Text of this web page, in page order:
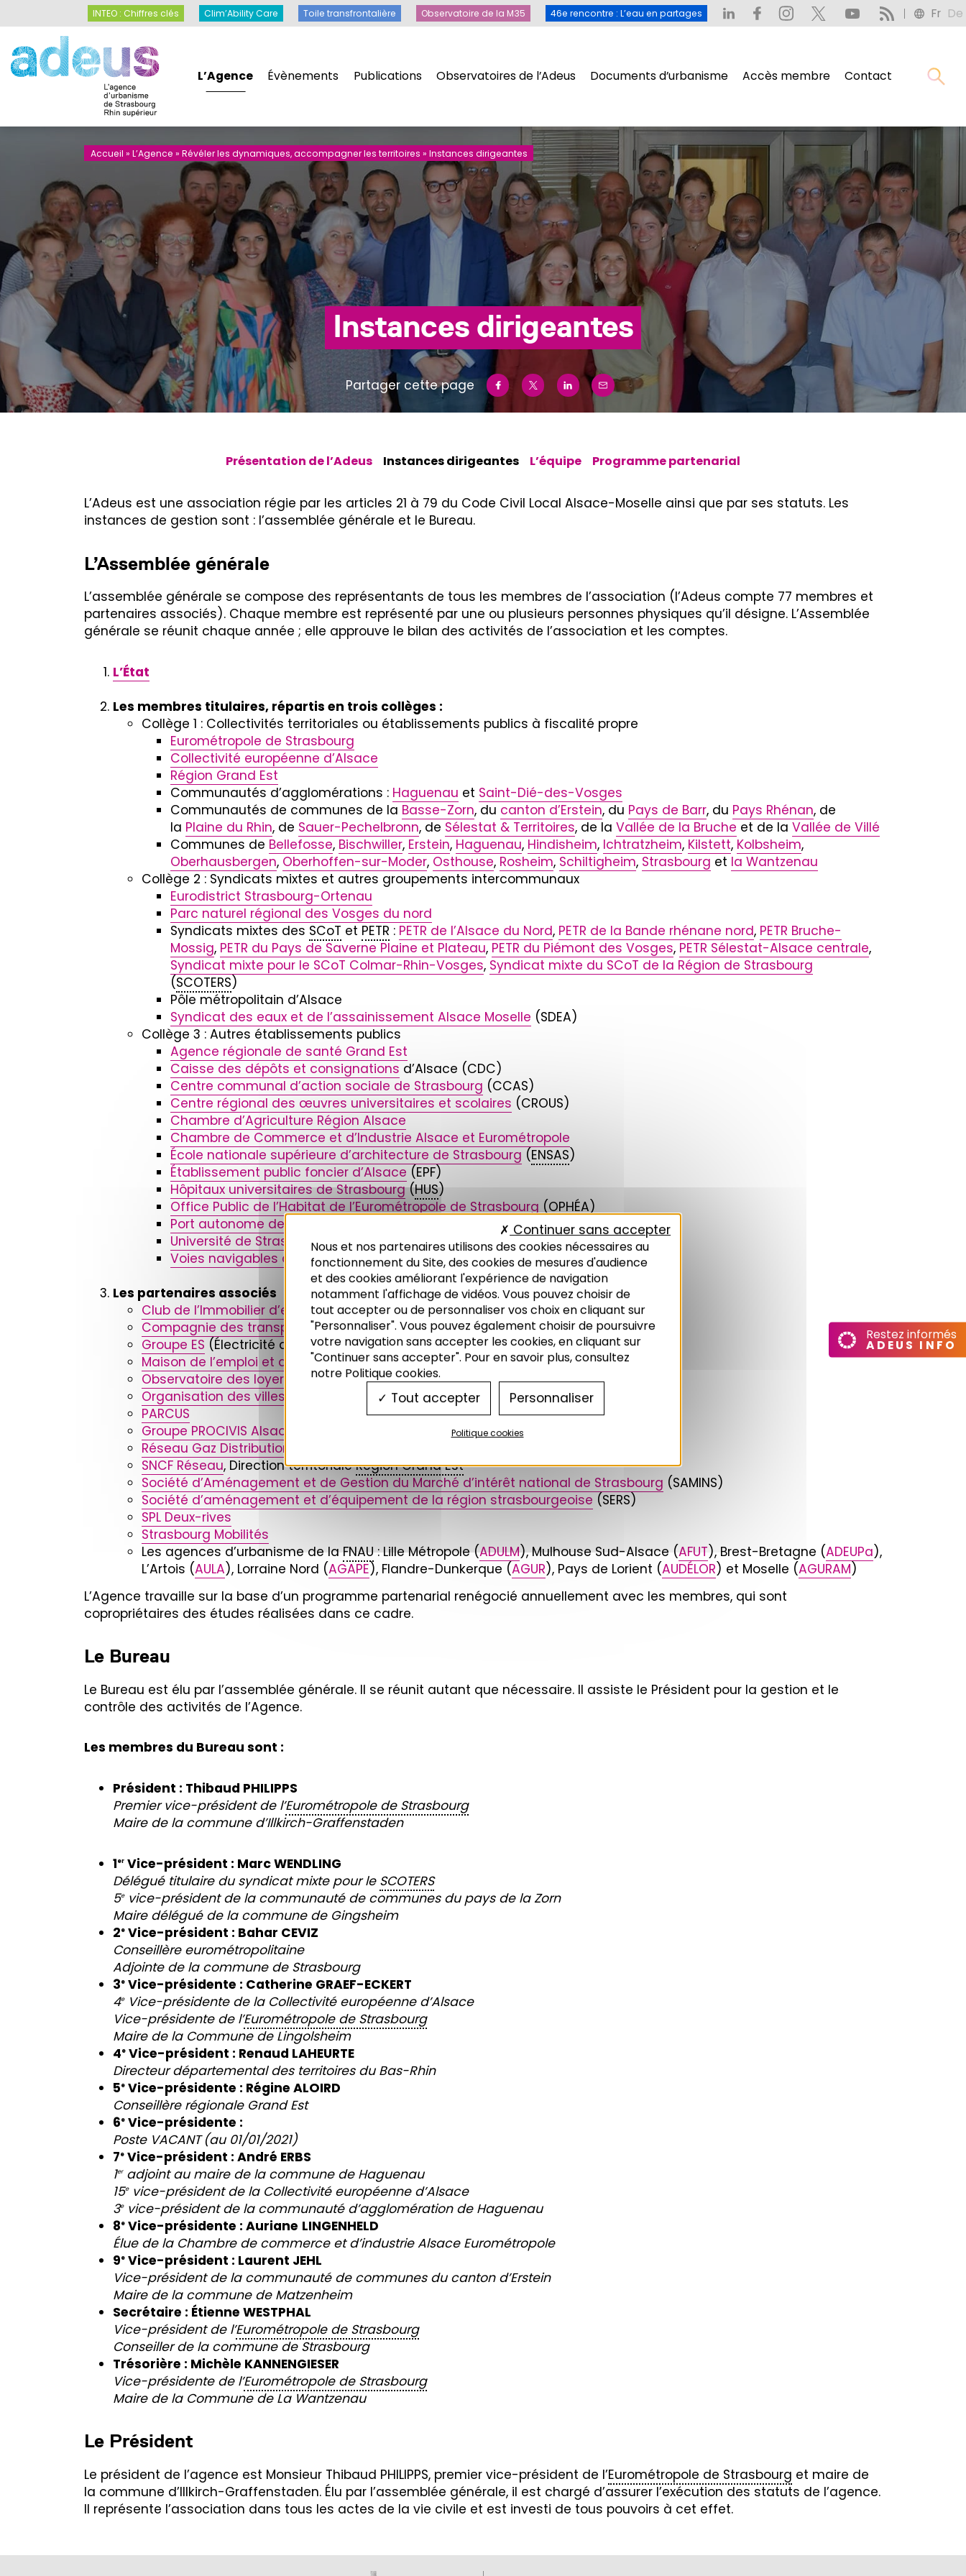
L’Agence Évènements Publications Observatoires de l’Adeus Documents d’urbanisme Accès membre Contact
INTEO : Chiffres clés Clim’Ability Care Toile transfrontalière Observatoire de la M35 46e rencontre : L’eau en partages Fr De
INTEO : Chiffres clés Clim’Ability Care Toile transfrontalière Observatoire de la M35 46e rencontre : L’eau en partages Fr De
Recherche
Accueil » L’Agence » Révéler les dynamiques, accompagner les territoires » Instances dirigeantes
Instances dirigeantes
Partager cette page
Présentation de l’Adeus Instances dirigeantes L’équipe Programme partenarial
L’Adeus est une association régie par les articles 21 à 79 du Code Civil Local Alsace-Moselle ainsi que par ses statuts. Les
instances de gestion sont : l’assemblée générale et le Bureau.
L’Assemblée générale
L’assemblée générale se compose des représentants de tous les membres de l’association (l’Adeus compte 77 membres et
partenaires associés). Chaque membre est représenté par une ou plusieurs personnes physiques qu’il désigne. L’Assemblée
générale se réunit chaque année ; elle approuve le bilan des activités de l’association et les comptes.
L’État
Les membres titulaires, répartis en trois collèges :
Collège 1 : Collectivités territoriales ou établissements publics à fiscalité propre
Eurométropole de Strasbourg
Collectivité européenne d’Alsace
Région Grand Est
Communautés d’agglomérations : Haguenau et Saint-Dié-des-Vosges
Communautés de communes de la Basse-Zorn, du canton d’Erstein, du Pays de Barr, du Pays Rhénan, de
la Plaine du Rhin, de Sauer-Pechelbronn, de Sélestat & Territoires, de la Vallée de la Bruche et de la Vallée de Villé
Communes de Bellefosse, Bischwiller, Erstein, Haguenau, Hindisheim, Ichtratzheim, Kilstett, Kolbsheim,
Oberhausbergen, Oberhoffen-sur-Moder, Osthouse, Rosheim, Schiltigheim, Strasbourg et la Wantzenau
Collège 2 : Syndicats mixtes et autres groupements intercommunaux
Eurodistrict Strasbourg-Ortenau
Parc naturel régional des Vosges du nord
Syndicats mixtes des SCoT et PETR : PETR de l’Alsace du Nord, PETR de la Bande rhénane nord, PETR Bruche-
Mossig, PETR du Pays de Saverne Plaine et Plateau, PETR du Piémont des Vosges, PETR Sélestat-Alsace centrale,
Syndicat mixte pour le SCoT Colmar-Rhin-Vosges, Syndicat mixte du SCoT de la Région de Strasbourg
(SCOTERS)
Pôle métropolitain d’Alsace
Syndicat des eaux et de l’assainissement Alsace Moselle (SDEA)
Collège 3 : Autres établissements publics
Agence régionale de santé Grand Est
Caisse des dépôts et consignations d’Alsace (CDC)
Centre communal d’action sociale de Strasbourg (CCAS)
Centre régional des œuvres universitaires et scolaires (CROUS)
Chambre d’Agriculture Région Alsace
Chambre de Commerce et d’Industrie Alsace et Eurométropole
École nationale supérieure d’architecture de Strasbourg (ENSAS)
Établissement public foncier d’Alsace (EPF)
Hôpitaux universitaires de Strasbourg(HUS)
Office Public de l’Habitat de l’Eurométropole de Strasbourg (OPHÉA)
Port autonome de Strasbourg
Université de Strasbourg(UNISTRA)
Voies navigables de France(VNF)
Les partenaires associés
Club de l’Immobilier d’entreprise du Bas-Rhin
Compagnie des transports strasbourgeois(CTS)
Groupe ES (Électricité de Strasbourg)
Maison de l’emploi et de la formation du bassin de Strasbourg(MDE)
Observatoire des loyers
OLL) – Comité de Gestion
Organisation des villes du patrimoine mondial
PARCUS
Groupe PROCIVIS Alsace
Réseau Gaz Distribution Services
SNCF Réseau, Direction territorialeRégion Grand Est
Société d’Aménagement et de Gestion du Marché d’intérêt national de Strasbourg (SAMINS)
Société d’aménagement et d’équipement de la région strasbourgeoise (SERS)
SPL Deux-rives
Strasbourg Mobilités
Les agences d’urbanisme de laFNAU: Lille Métropole (ADULM), Mulhouse Sud-Alsace (AFUT), Brest-Bretagne (ADEUPa),
L’Artois (AULA), Lorraine Nord (AGAPE), Flandre-Dunkerque (AGUR), Pays de Lorient (AUDÉLOR) et Moselle (AGURAM)
L’Agence travaille sur la base d’un programme partenarial renégocié annuellement avec les membres, qui sont
copropriétaires des études réalisées dans ce cadre.
Le Bureau
Le Bureau est élu par l’assemblée générale. Il se réunit autant que nécessaire. Il assiste le Président pour la gestion et le
contrôle des activités de l’Agence.
Les membres du Bureau sont :
Président : Thibaud PHILIPPS
Premier vice-président de l’Eurométropole de Strasbourg
Maire de la commune d’Illkirch-Graffenstaden
1er Vice-président : Marc WENDLING
Délégué titulaire du syndicat mixte pour le SCOTERS
5evice-président de la communauté de communes du pays de la Zorn
Maire délégué de la commune de Gingsheim
2e Vice-président : Bahar CEVIZ
Conseillère eurométropolitaine
Adjointe de la commune de Strasbourg
3e Vice-présidente : Catherine GRAEF-ECKERT
4eVice-présidente de la Collectivité européenne d’Alsace
Vice-présidente de l’Eurométropole de Strasbourg
Maire de la Commune de Lingolsheim
4e Vice-président : Renaud LAHEURTE
Directeur départemental des territoires du Bas-Rhin
5e Vice-présidente : Régine ALOIRD
Conseillère régionale Grand Est
6e Vice-présidente :
Poste VACANT (au 01/01/2021)
7e Vice-président : André ERBS
1eradjoint au maire de la commune de Haguenau
15evice-président de la Collectivité européenne d’Alsace
3evice-président de la communauté d’agglomération de Haguenau
8e Vice-présidente : Auriane LINGENHELD
Élue de la Chambre de commerce et d’industrie Alsace Eurométropole
9e Vice-président : Laurent JEHL
Vice-président de la communauté de communes du canton d’Erstein
Maire de la commune de Matzenheim
Secrétaire : Étienne WESTPHAL
Vice-président de l’Eurométropole de Strasbourg
Conseiller de la commune de Strasbourg
Trésorière : Michèle KANNENGIESER
Vice-présidente de l’Eurométropole de Strasbourg
Maire de la Commune de La Wantzenau
Le Président
Le président de l’agence est Monsieur Thibaud PHILIPPS, premier vice-président de l’Eurométropole de Strasbourg et maire de
la commune d’Illkirch-Graffenstaden. Élu par l’assemblée générale, il est chargé d’assurer l’exécution des statuts de l’agence.
Il représente l’association dans tous les actes de la vie civile et est investi de tous pouvoirs à cet effet.
Restez informés
ADEUS INFO
Panneau de gestion des cookies
Nous et nos partenaires utilisons des cookies nécessaires au
fonctionnement du Site, des cookies de mesures d'audience
et des cookies améliorant l'expérience de navigation
notamment l'affichage de vidéos. Vous pouvez choisir de
tout accepter ou de personnaliser vos choix en cliquant sur
"Personnaliser". Vous pouvez également choisir de poursuivre
votre navigation sans accepter les cookies, en cliquant sur
"Continuer sans accepter". Pour en savoir plus, consultez
notre Politique cookies.
Tout accepter
Continuer sans accepter
Personnaliser
Politique cookies